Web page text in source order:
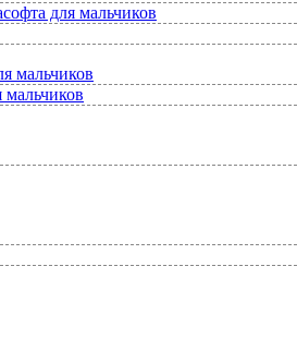
для мальчиков
мальчиков